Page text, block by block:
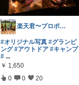
楽天君〜プロポーズ大作戦〜
#オリジナル写真 #グランピ
ング #アウトドア #キャンプ
# ...
￥ 1,650
0 0 20